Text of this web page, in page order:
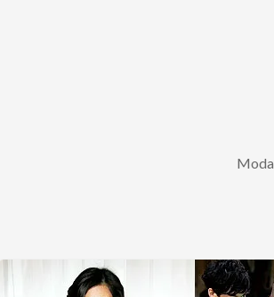
Moda